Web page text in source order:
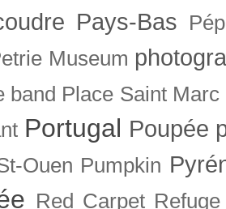
Pays-Bas
Museum
band Place Saint Marc
Portugal Poupée
Ouen Pumpkin
Red Carpet Refuge